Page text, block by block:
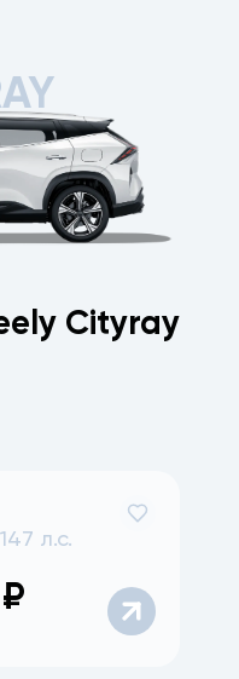
Cityray
147 л.с.
₽